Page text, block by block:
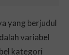
yang berjudul
variabel
kategori